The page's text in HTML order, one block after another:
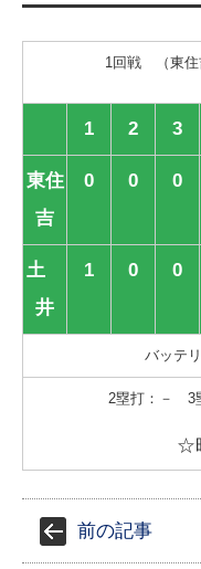
1回戦 （東住
1 2 3
東住
吉
0 0 0
土
井
1 0 0
バッテ
2塁打：－ 3
☆
前の記事